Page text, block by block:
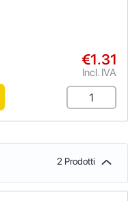
€1.31
Incl. IVA
2 Prodotti